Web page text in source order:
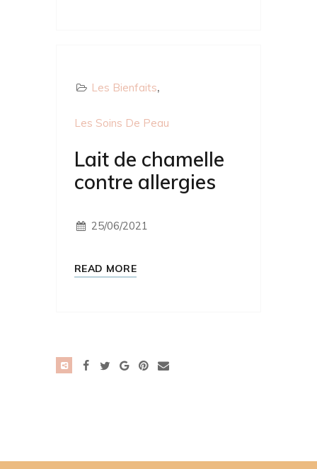
Les Bienfaits
Les Soins De Peau
Lait de chamelle
contre allergies
25/06/2021
READ MORE